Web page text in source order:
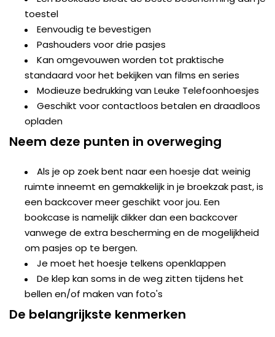
toestel
Eenvoudig te bevestigen
Pashouders voor drie pasjes
Kan omgevouwen worden tot praktische
standaard voor het bekijken van films en series
Modieuze bedrukking van Leuke Telefoonhoesjes
Geschikt voor contactloos betalen en draadloos
opladen
Neem deze punten in overweging
Als je op zoek bent naar een hoesje dat weinig
ruimte inneemt en gemakkelijk in je broekzak past, is
een backcover meer geschikt voor jou. Een
bookcase is namelijk dikker dan een backcover
vanwege de extra bescherming en de mogelijkheid
om pasjes op te bergen.
Je moet het hoesje telkens openklappen
De klep kan soms in de weg zitten tijdens het
bellen en/of maken van foto's
De belangrijkste kenmerken